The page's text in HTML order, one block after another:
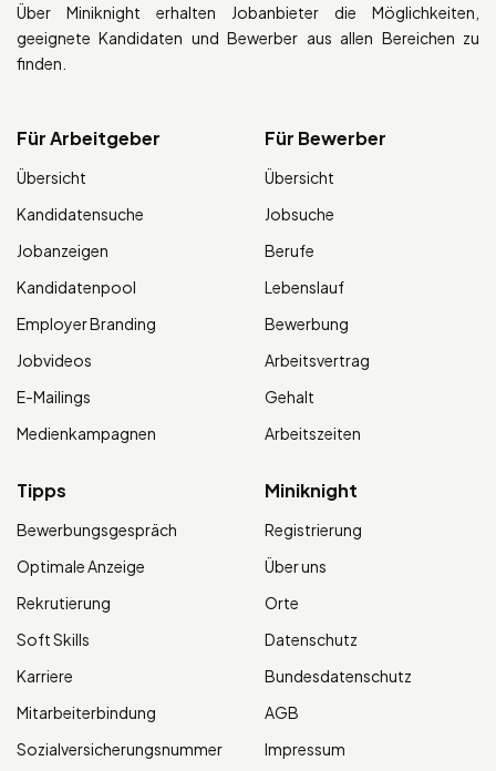
Über Miniknight erhalten Jobanbieter die Möglichkeiten,
geeignete Kandidaten und Bewerber aus allen Bereichen zu
finden.
Für Arbeitgeber
Übersicht
Kandidatensuche
Jobanzeigen
Kandidatenpool
Employer Branding
Jobvideos
E-Mailings
Medienkampagnen
Für Bewerber
Übersicht
Jobsuche
Berufe
Lebenslauf
Bewerbung
Arbeitsvertrag
Gehalt
Arbeitszeiten
Tipps
Bewerbungsgespräch
Optimale Anzeige
Rekrutierung
Soft Skills
Karriere
Mitarbeiterbindung
Sozialversicherungsnummer
Miniknight
Registrierung
Über uns
Orte
Datenschutz
Bundesdatenschutz
AGB
Impressum